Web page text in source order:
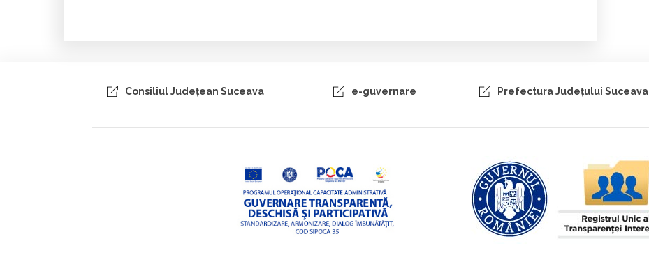
Consiliul Judeţean Suceava e-guvernare Prefectura Judeţului Suceava